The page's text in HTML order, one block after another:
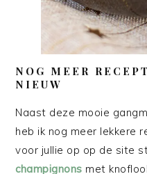
NOG MEER
NIEUW
Naast deze mooie
heb ik nog meer lekkere
voor jullie op op de site
champignons met